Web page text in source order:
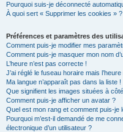
Pourquoi suis-je déconnecté
À quoi sert « Supprimer les cookies » ?
Préférences et paramètres des
Comment puis-je modifier mes
Comment puis-je masquer mon nom
L’heure n’est pas correcte !
J’ai réglé le fuseau horaire mais
Ma langue n’apparaît pas dans la liste !
Que signifient les images situées à
Comment puis-je afficher un avatar ?
Quel est mon rang et comment puis-je
Pourquoi m’est-il demandé de me
électronique d’un utilisateur ?